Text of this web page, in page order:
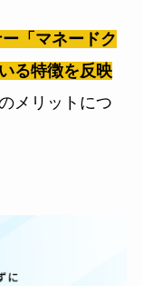
「マネードク
る特徴を反映
メリットにつ